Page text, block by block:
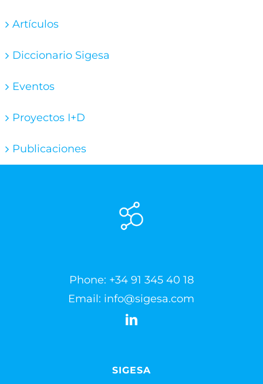
Artículos
Diccionario Sigesa
Eventos
Proyectos I+D
Publicaciones
Phone: +34 91 345 40 18
Email: info@sigesa.com
SIGESA